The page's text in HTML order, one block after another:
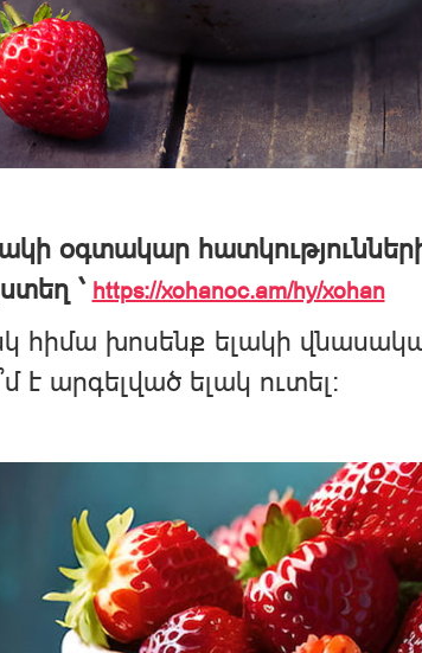
օգտակար
՝ https://xohanoc.am/hy/xohan
հիմա խոսենք ելակի
է արգելված ելակ ուտել։